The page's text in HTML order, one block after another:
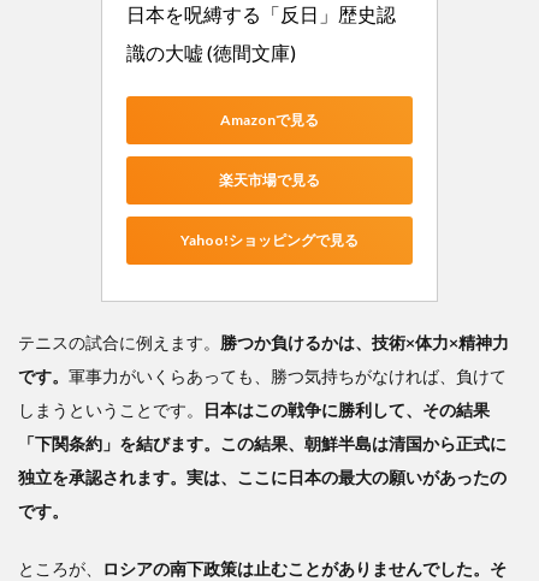
日本を呪縛する「反日」歴史認
識の大嘘 (徳間文庫)
Amazonで見る
楽天市場で見る
Yahoo!ショッピングで見る
テニスの試合に例えます。 勝つか負けるかは、技術×体力×精神力
です。 軍事力がいくらあっても、勝つ気持ちがなければ、負けて
しまうということです。
日本はこの戦争に勝利して、その結果
「下関条約」を結びます。この結果、朝鮮半島は清国から正式に
独立を承認されます。実は、ここに日本の最大の願いがあったの
です。
ところが、
ロシアの南下政策は止むことがありませんでした。そ